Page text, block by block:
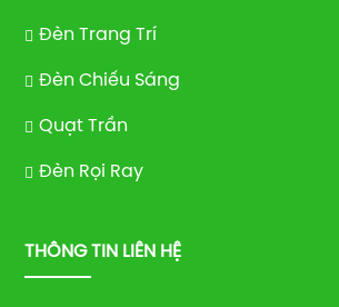
Đèn Trang Trí
Đèn Chiếu Sáng
Quạt Trần
Đèn Rọi Ray
THÔNG TIN LIÊN HỆ